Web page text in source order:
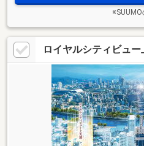
ロイヤルシティビュ